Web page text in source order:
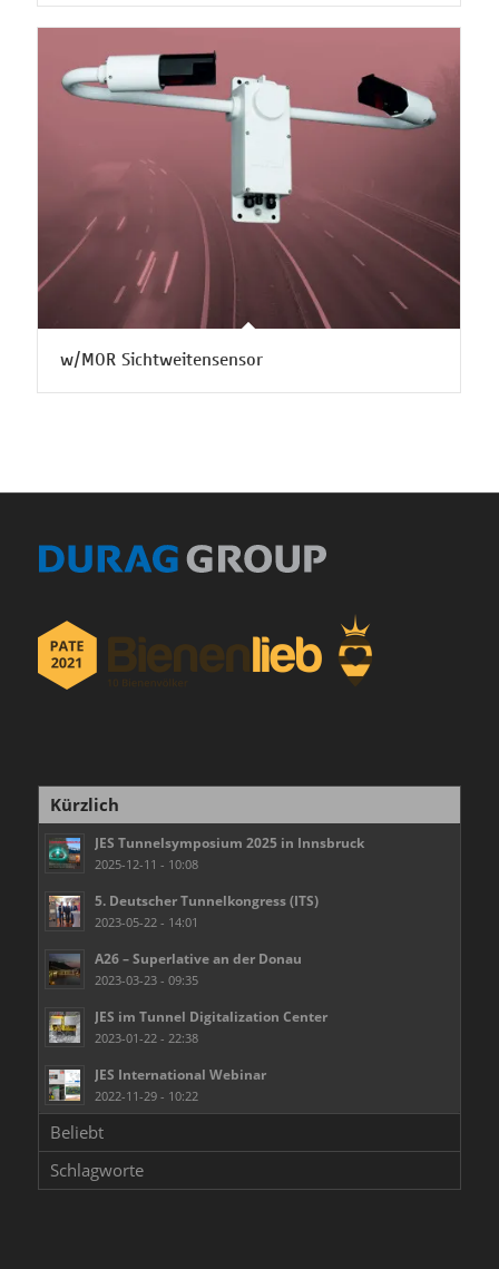
w/MOR Sichtweitensensor
Kürzlich
JES Tunnelsymposium 2025 in Innsbruck
2025-12-11 - 10:08
5. Deutscher Tunnelkongress (ITS)
2023-05-22 - 14:01
A26 – Superlative an der Donau
2023-03-23 - 09:35
JES im Tunnel Digitalization Center
2023-01-22 - 22:38
JES International Webinar
2022-11-29 - 10:22
Beliebt
Schlagworte